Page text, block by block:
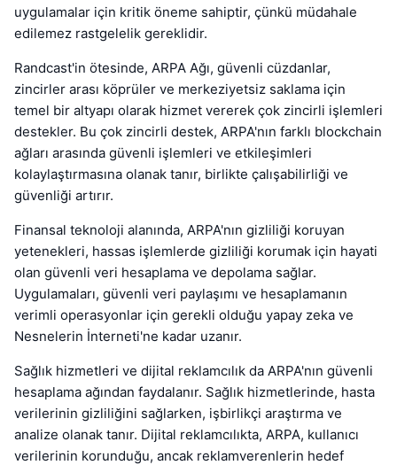
uygulamalar için kritik öneme sahiptir, çünkü müdahale
edilemez rastgelelik gereklidir.
Randcast'in ötesinde, ARPA Ağı, güvenli cüzdanlar,
zincirler arası köprüler ve merkeziyetsiz saklama için
temel bir altyapı olarak hizmet vererek çok zincirli işlemleri
destekler. Bu çok zincirli destek, ARPA'nın farklı blockchain
ağları arasında güvenli işlemleri ve etkileşimleri
kolaylaştırmasına olanak tanır, birlikte çalışabilirliği ve
güvenliği artırır.
Finansal teknoloji alanında, ARPA'nın gizliliği koruyan
yetenekleri, hassas işlemlerde gizliliği korumak için hayati
olan güvenli veri hesaplama ve depolama sağlar.
Uygulamaları, güvenli veri paylaşımı ve hesaplamanın
verimli operasyonlar için gerekli olduğu yapay zeka ve
Nesnelerin İnterneti'ne kadar uzanır.
Sağlık hizmetleri ve dijital reklamcılık da ARPA'nın güvenli
hesaplama ağından faydalanır. Sağlık hizmetlerinde, hasta
verilerinin gizliliğini sağlarken, işbirlikçi araştırma ve
analize olanak tanır. Dijital reklamcılıkta, ARPA, kullanıcı
verilerinin korunduğu, ancak reklamverenlerin hedef